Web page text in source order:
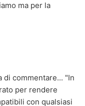
ma per la
commentare... "In
per rendere
con qualsiasi